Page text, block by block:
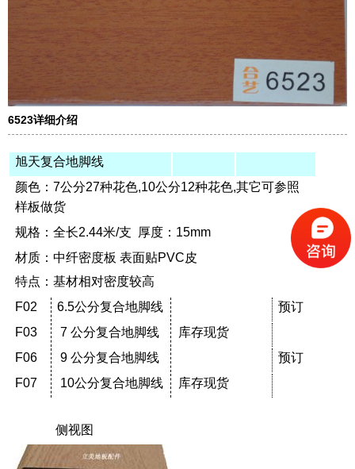
6523详细介绍
旭天复合地脚线
颜色：7公分27种花色,10公分12种花色,其它可参照
样板做货
规格：全长2.44米/支 厚度：15mm
材质：中纤密度板 表面贴PVC皮
特点：基材相对密度较高
F02
6.5公分复合地脚线
预订
F03
7 公分复合地脚线
库存现货
F06
9 公分复合地脚线
预订
F07
10公分复合地脚线 库存现货
侧视图